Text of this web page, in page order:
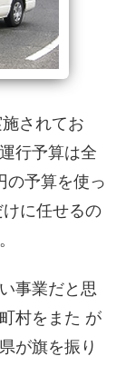
されてお
行予算は全
の予算を使っ
に任せるの
事業だと思
村をまた が
が旗を振り